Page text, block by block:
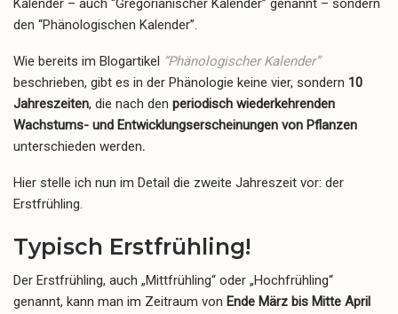
Kalender – auch “Gregorianischer Kalender” genannt – sondern
den “Phänologischen Kalender”.
Wie bereits im Blogartikel “Phänologischer Kalender”
beschrieben, gibt es in der Phänologie keine vier, sondern 10
Jahreszeiten, die nach den periodisch wiederkehrenden
Wachstums- und Entwicklungserscheinungen von Pflanzen
unterschieden werden.
Hier stelle ich nun im Detail die zweite Jahreszeit vor: der
Erstfrühling.
Typisch Erstfrühling!
Der Erstfrühling, auch „Mittfrühling“ oder „Hochfrühling“
genannt, kann man im Zeitraum von Ende März bis Mitte April